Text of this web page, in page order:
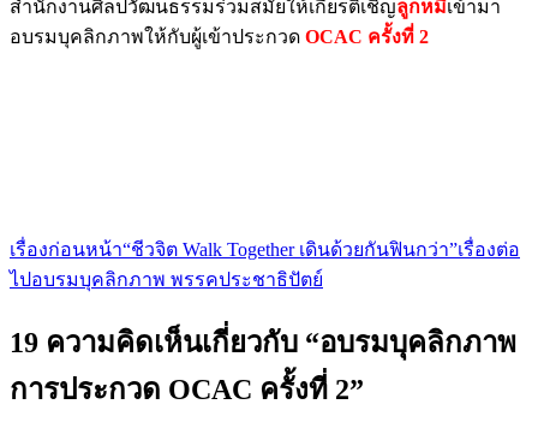
สำนักงานศิลปวัฒนธรรมร่วมสมัยให้เกียรติเชิญลูกหมีเข้ามา
อบรมบุคลิกภาพให้กับผู้เข้าประกวด OCAC ครั้งที่ 2
เมนู
เรื่อง
เรื่องก่อนหน้า“ชีวจิต Walk Together เดินด้วยกันฟินกว่า”เรื่องต่อ
ไปอบรมบุคลิกภาพ พรรคประชาธิปัตย์
19 ความคิดเห็นเกี่ยวกับ “อบรมบุคลิกภาพ
การประกวด OCAC ครั้งที่ 2”